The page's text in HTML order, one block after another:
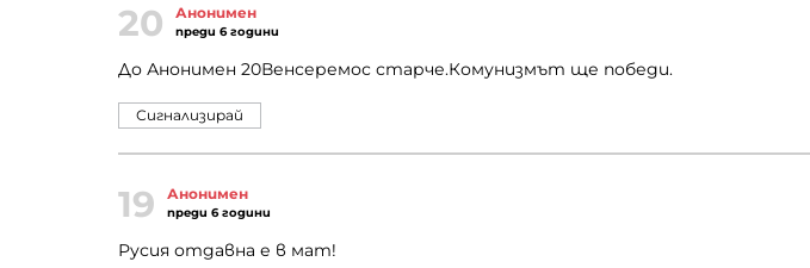
20 Анонимен
преди 6 години
До Анонимен 20Венсеремос старче.Комунизмът ще победи.
Сигнализирай
19 Анонимен
преди 6 години
Русия отдавна е в мат!